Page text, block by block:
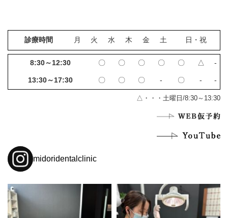
診療時間 月 火 水 木 金 土 日・祝
8:30～12:30 〇 〇 〇 〇 〇 △ ‐
13:30～17:30 〇 〇 〇 ‐ 〇 ‐ ‐
△・・・土曜日/8:30～13:30
midoridentalclinic